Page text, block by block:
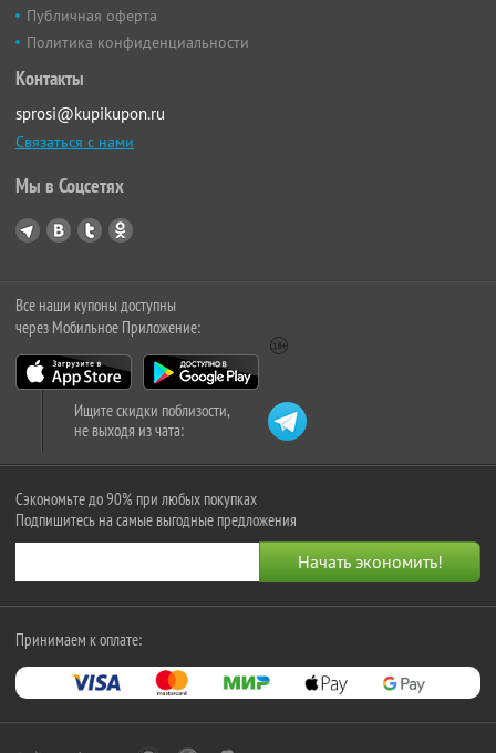
Публичная оферта
Политика конфиденциальности
Контакты
sprosi@kupikupon.ru
Связаться с нами
Мы в Соцсетях
Все наши купоны доступны
через Мобильное Приложение:
Ищите скидки поблизости,
не выходя из чата:
Сэкономьте до 90% при любых покупках
Подпишитесь на самые выгодные предложения
Принимаем к оплате: